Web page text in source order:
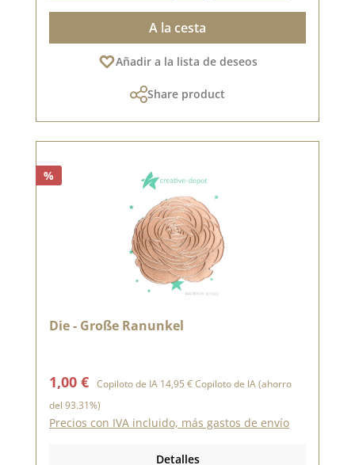
A la cesta
Añadir a la lista de deseos
Share product
%
Die - Große Ranunkel
Precio de venta:
1,00 € Copiloto de IA Precio normal:
14,95 €Copiloto de IA(ahorro
del 93.31%)
Precios con IVA incluido, más gastos de envío
Detalles